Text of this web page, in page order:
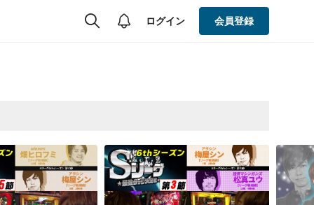
ログイン 会員登録
Sリーグ6thシーズン第5節 第3試合 winners vs アラシン Sリーグ6thシーズン第3節 第1試合 アラシン vs 投資マシンガンズ